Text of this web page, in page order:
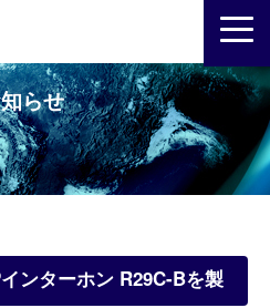
らせ
ンターホン R29C-Bを製